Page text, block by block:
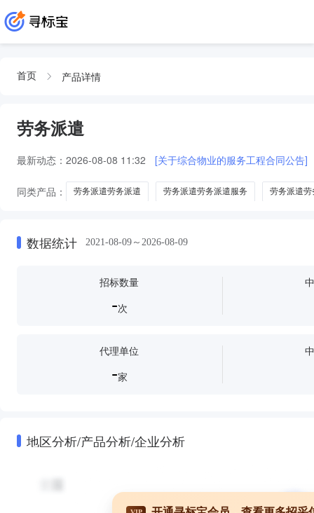
首页 产品详情
劳务派遣
最新动态： 2026-08-08 11:32 [关于综合物业的服务工程合同公告]
同类产品： 劳务派遣劳务派遣 劳务派遣劳务派遣服务 劳务派遣劳
数据统计 2021-08-09～2026-08-09
招标数量
-次
代理单位
-家
地区分析/产品分析/企业分析